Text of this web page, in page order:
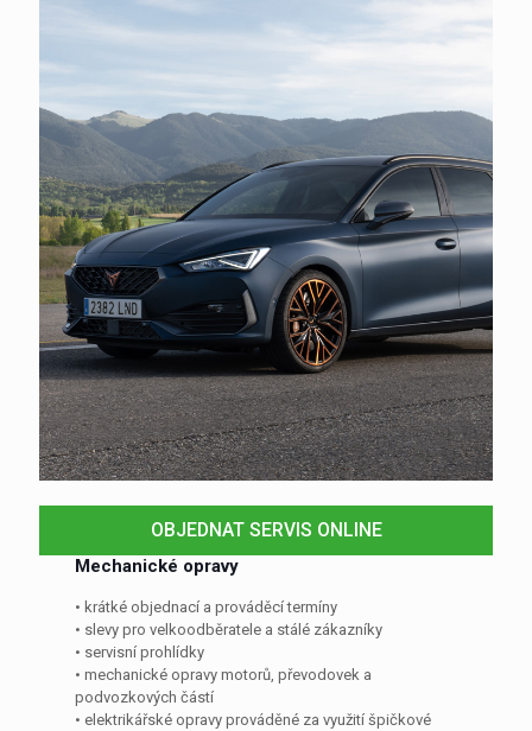
OBJEDNAT SERVIS ONLINE
Mechanické opravy
• krátké objednací a prováděcí termíny
• slevy pro velkoodběratele a stálé zákazníky
• servisní prohlídky
• mechanické opravy motorů, převodovek a
podvozkových částí
• elektrikářské opravy prováděné za využití špičkové